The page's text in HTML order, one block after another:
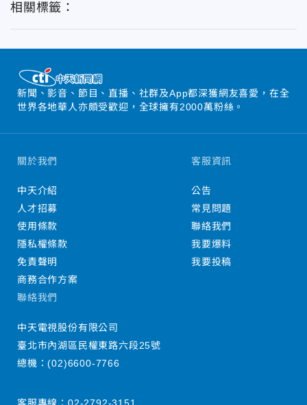
相關標籤：
新聞、影音、節目、直播、社群及App都深獲網友喜愛，在全
世界各地華人亦頗受歡迎，全球擁有2000萬粉絲。
關於我們
中天介紹
人才招募
使用條款
隱私權條款
免責聲明
商務合作方案
客服資訊
公告
常見問題
聯絡我們
我要爆料
我要投稿
聯絡我們
中天電視股份有限公司
臺北市內湖區民權東路六段25號
總機：(02)6600-7766